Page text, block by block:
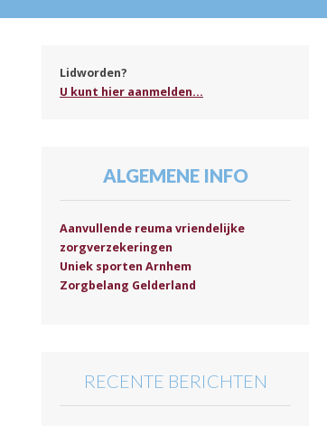
Lidworden?
U kunt hier aanmelden...
ALGEMENE INFO
Aanvullende reuma vriendelijke
zorgverzekeringen
Uniek sporten Arnhem
Zorgbelang Gelderland
RECENTE BERICHTEN